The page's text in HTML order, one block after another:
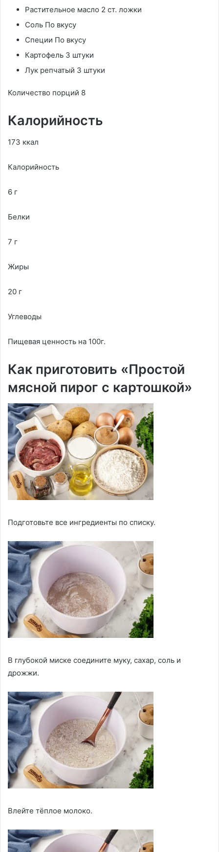
Растительное масло 2 ст. ложки
Соль По вкусу
Специи По вкусу
Картофель 3 штуки
Лук репчатый 3 штуки
Количество порций 8
Калорийность
173 ккал
Калорийность
6 г
Белки
7 г
Жиры
20 г
Углеводы
Пищевая ценность на 100г.
Как приготовить «Простой
мясной пирог с картошкой»
Подготовьте все ингредиенты по списку.
В глубокой миске соедините муку, сахар, соль и
дрожжи.
Влейте тёплое молоко.